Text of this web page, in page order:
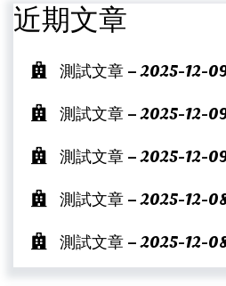
近期文章
測試文章 – 2025-12-
測試文章 – 2025-12-
測試文章 – 2025-12-
測試文章 – 2025-12-
測試文章 – 2025-12-